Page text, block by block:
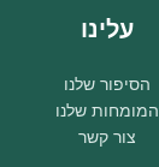
עלינו
הסיפור שלנו
המומחות שלנו
צור קשר